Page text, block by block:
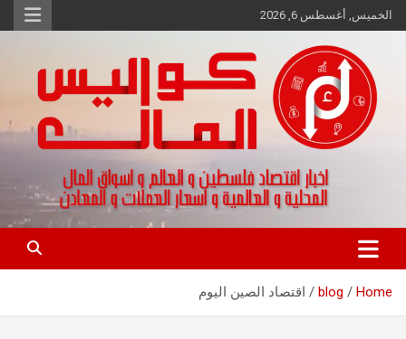
Skip
to
الخميس, أغسطس 6, 2026
كواليس المال
اخبار اقتصاد فلسطين و العالم و تقارير اسواق المال و العملات
Home
blog اقتصاد الصين اليوم